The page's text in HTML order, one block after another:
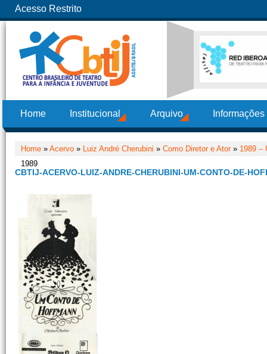
Acesso Restrito
Home Institucional Arquivo
Home » Acervo » Luiz André Cherubini » Como Diretor e Ator» 1989 –
1989
CBTIJ-ACERVO-LUIZ-ANDRE-CHERUBINI-UM-CONTO-DE-